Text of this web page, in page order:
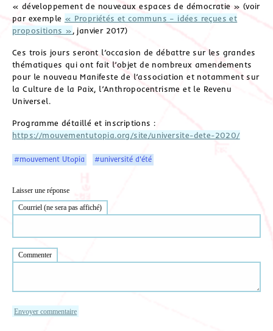
« développement de nouveaux espaces de démocratie » (voir
par exemple « Propriétés et communs – idées reçues et
propositions », janvier 2017)
Ces trois jours seront l’occasion de débattre sur les grandes
thématiques qui ont fait l’objet de nombreux amendements
pour le nouveau Manifeste de l’association et notamment sur
la Culture de la Paix, l’Anthropocentrisme et le Revenu
Universel.
Programme détaillé et inscriptions :
https://mouvementutopia.org/site/universite-dete-2020/
#mouvement Utopia #université d'été
Laisser une réponse
Courriel (ne sera pas affiché)
Commenter